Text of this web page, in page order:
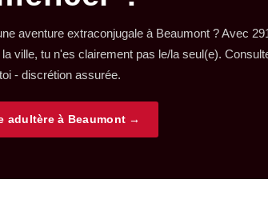
aventure extraconjugale à Beaumont ? Avec
ville, tu n'es clairement pas le/la seul(e).
- discrétion assurée.
adultère à Beaumont →